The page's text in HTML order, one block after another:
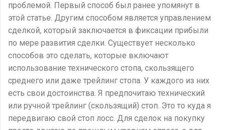
проблемой. Первый способ был ранее упомянут в
этой статье. Другим способом является управлением
сделкой, который заключается в фиксации прибыли
по мере развития сделки. Существует несколько
способов это сделать, которые включают
использование технического стопа, скользящего
среднего или даже трейлинг стопа. У каждого из них
есть свои достоинства. Я предпочитаю технический
или ручной трейлинг (скользящий) стоп. Это то куда я
передвигаю свой стоп лосс. Для сделок на покупку